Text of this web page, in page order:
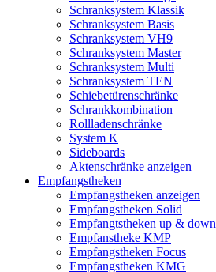
Schranksystem Klassik
Schranksystem Basis
Schranksystem VH9
Schranksystem Master
Schranksystem Multi
Schranksystem TEN
Schiebetürenschränke
Schrankkombination
Rollladenschränke
System K
Sideboards
Aktenschränke anzeigen
Empfangstheken
Empfangstheken anzeigen
Empfangstheken Solid
Empfangtstheken up & down
Empfanstheke KMP
Empfangstheken Focus
Empfangstheken KMG